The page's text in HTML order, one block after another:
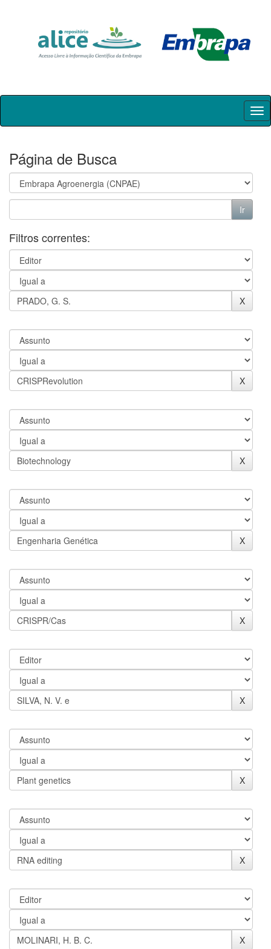
Skip
Página de Busca
Filtros correntes: